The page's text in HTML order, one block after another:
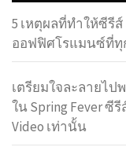
5 เหตุผลที่ทำให้ซีรีส์
ออฟฟิศโรแมนซ์ที่ทุ
เตรียมใจละลายไ
ใน Spring Fever ซี
Video เท่านั้น